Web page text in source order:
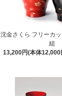
沈金さくら フリーカ
組
13,200円(本体